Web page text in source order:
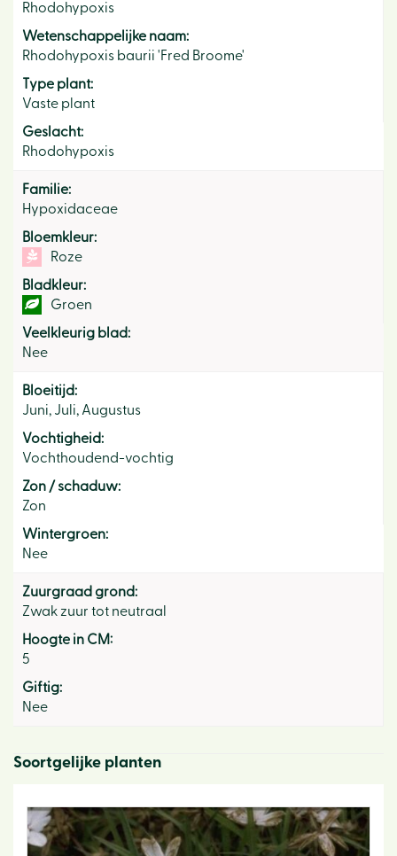
Rhodohypoxis
Wetenschappelijke naam:
Rhodohypoxis baurii 'Fred Broome'
Type plant:
Vaste plant
Geslacht:
Rhodohypoxis
Familie:
Hypoxidaceae
Bloemkleur:
Roze
Bladkleur:
Groen
Veelkleurig blad:
Nee
Bloeitijd:
Juni, Juli, Augustus
Vochtigheid:
Vochthoudend-vochtig
Zon / schaduw:
Zon
Wintergroen:
Nee
Zuurgraad grond:
Zwak zuur tot neutraal
Hoogte in CM:
5
Giftig:
Nee
Soortgelijke planten